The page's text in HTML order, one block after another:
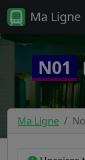
Ma Ligne
N01
Ma Ligne